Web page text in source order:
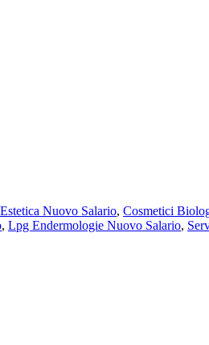
Nuovo Salario, Cosmetici
, Lpg Endermologie Nuovo Salario,